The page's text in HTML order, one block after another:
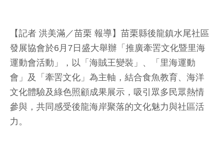
【記者 洪美滿／苗栗 報導】苗栗縣後龍鎮水尾社區
發展協會於6月7日盛大舉辦「推廣牽罟文化暨里海
運動會活動」，以「海賊王變裝」、「里海運動
會」及「牽罟文化」為主軸，結合食魚教育、海洋
文化體驗及綠色照顧成果展示，吸引眾多民眾熱情
參與，共同感受後龍海岸聚落的文化魅力與社區活
力。